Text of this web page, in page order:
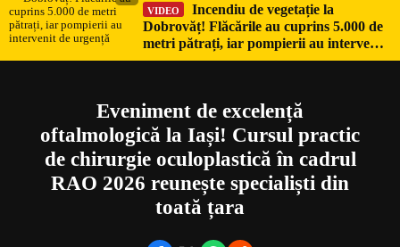
VIDEO
Incendiu de vegetație la
Dobrovăț! Flăcările au cuprins 5.000 de
metri pătrați, iar pompierii au intervenit
de urgență
Could not play video.
There was a problem trying to load the video.
Eveniment de excelență
oftalmologică la Iași! Cursul practic
de chirurgie oculoplastică în cadrul
RAO 2026 reunește specialiști din
toată țara